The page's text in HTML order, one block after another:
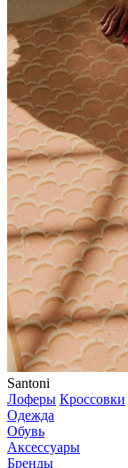
Santoni
Лоферы Кроссовки
Одежда
Обувь
Аксессуары
Бренды